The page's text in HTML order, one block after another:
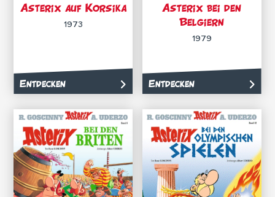
Asterix auf Korsika
1973
Entdecken
Asterix bei den
Belgiern
1979
Entdecken